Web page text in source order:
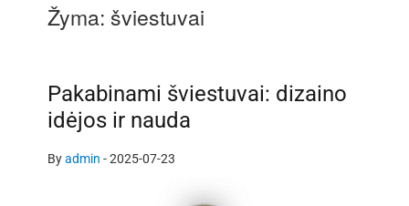
Žyma: šviestuvai
Pakabinami šviestuvai: dizaino
idėjos ir nauda
Byadmin -2025-07-23